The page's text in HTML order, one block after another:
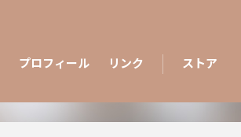
プロフィール リンク ストア